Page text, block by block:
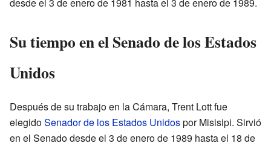
Su tiempo en el Senado de los Estados
Unidos
Después de su trabajo en la Cámara, Trent Lott fue
elegidoSenador de los Estados Unidospor Misisipi. Sirvió
en el Senado desde el 3 de enero de 1989 hasta el 18 de